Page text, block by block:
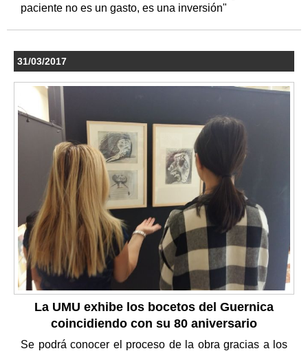
paciente no es un gasto, es una inversión"
31/03/2017
La UMU exhibe los bocetos del Guernica
coincidiendo con su 80 aniversario
Se podrá conocer el proceso de la obra gracias a los